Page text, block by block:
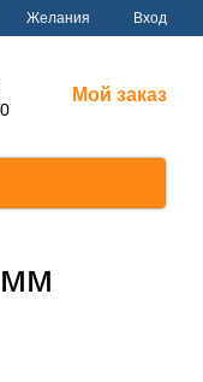
Желания Вход
Мой заказ